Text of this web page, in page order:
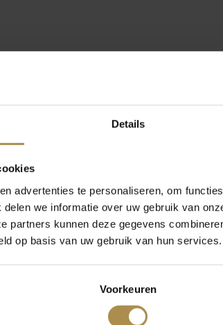
Details
advertenties te personaliseren, om
we informatie over uw gebruik van
partners kunnen deze gegevens
op basis van uw gebruik van hun services.
Voorkeuren